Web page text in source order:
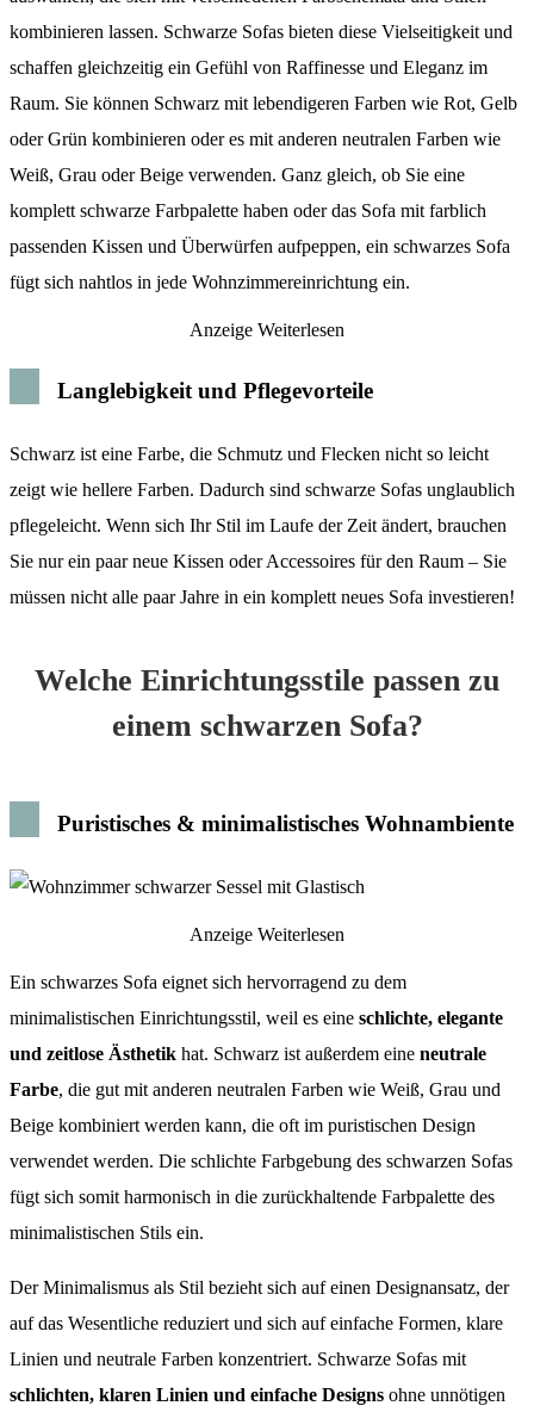
kombinieren lassen. Schwarze Sofas bieten diese Vielseitigkeit und
schaffen gleichzeitig ein Gefühl von Raffinesse und Eleganz im
Raum. Sie können Schwarz mit lebendigeren Farben wie Rot, Gelb
oder Grün kombinieren oder es mit anderen neutralen Farben wie
Weiß, Grau oder Beige verwenden. Ganz gleich, ob Sie eine
komplett schwarze Farbpalette haben oder das Sofa mit farblich
passenden Kissen und Überwürfen aufpeppen, ein schwarzes Sofa
fügt sich nahtlos in jede Wohnzimmereinrichtung ein.
Anzeige Weiterlesen
Langlebigkeit und Pflegevorteile
Schwarz ist eine Farbe, die Schmutz und Flecken nicht so leicht
zeigt wie hellere Farben. Dadurch sind schwarze Sofas unglaublich
pflegeleicht. Wenn sich Ihr Stil im Laufe der Zeit ändert, brauchen
Sie nur ein paar neue Kissen oder Accessoires für den Raum – Sie
müssen nicht alle paar Jahre in ein komplett neues Sofa investieren!
Welche Einrichtungsstile passen zu
einem schwarzen Sofa?
Puristisches & minimalistisches Wohnambiente
Anzeige Weiterlesen
Ein schwarzes Sofa eignet sich hervorragend zu dem
minimalistischen Einrichtungsstil, weil es eine schlichte, elegante
und zeitlose Ästhetik hat. Schwarz ist außerdem eine neutrale
Farbe, die gut mit anderen neutralen Farben wie Weiß, Grau und
Beige kombiniert werden kann, die oft im puristischen Design
verwendet werden. Die schlichte Farbgebung des schwarzen Sofas
fügt sich somit harmonisch in die zurückhaltende Farbpalette des
minimalistischen Stils ein.
Der Minimalismus als Stil bezieht sich auf einen Designansatz, der
auf das Wesentliche reduziert und sich auf einfache Formen, klare
Linien und neutrale Farben konzentriert. Schwarze Sofas mit
schlichten, klaren Linien und einfache Designs ohne unnötigen